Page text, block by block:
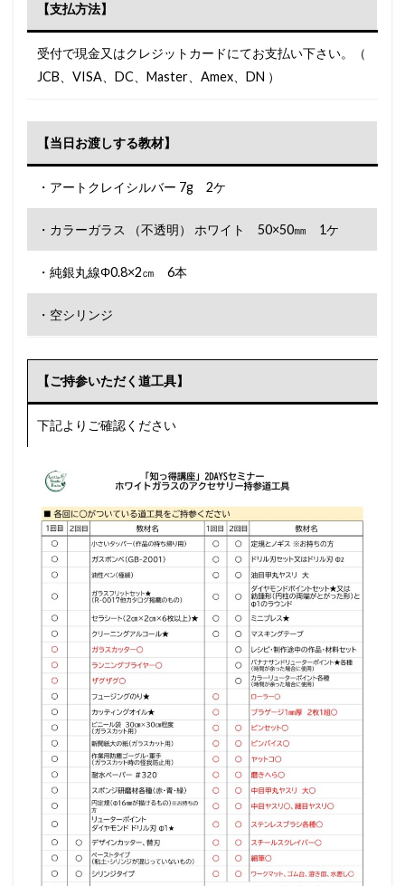
【支払方法】
受付で現金又はクレジットカードにてお支払い下さい。（
JCB、VISA、DC、Master、Amex、DN ）
【当日お渡しする教材】
・アートクレイシルバー 7g 2ケ
・カラーガラス （不透明） ホワイト 50×50㎜ 1ケ
・純銀丸線Φ0.8×2㎝ 6本
・空シリンジ
【ご持参いただく道工具】
下記よりご確認ください